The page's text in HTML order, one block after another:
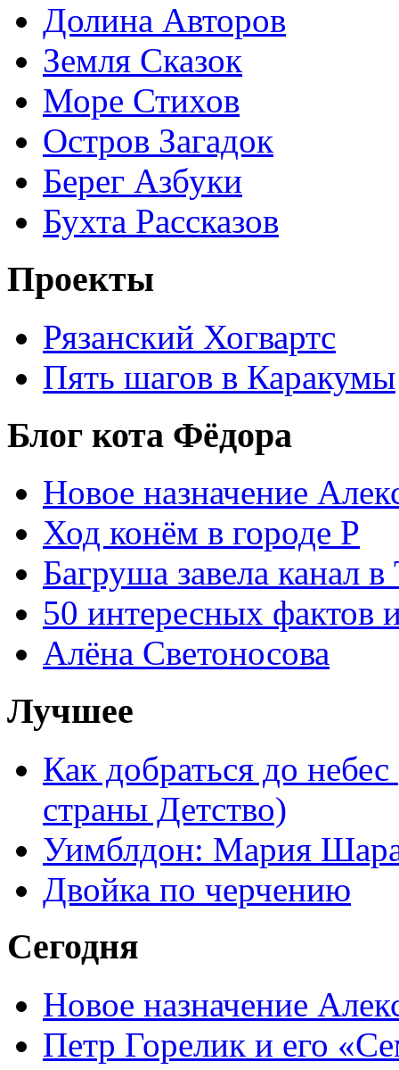
Долина Авторов
Земля Сказок
Море Стихов
Остров Загадок
Берег Азбуки
Бухта Рассказов
Проекты
Рязанский Хогвартс
Пять шагов в Каракумы
Блог кота Фёдора
Новое назначение
Ход конём в городе Р
Багруша завела канал в
50 интересных фактов
Алёна Светоносова
Лучшее
Как добраться до
страны Детство)
Уимблдон: Мария
Двойка по черчению
Сегодня
Новое назначение
Петр Горелик и его